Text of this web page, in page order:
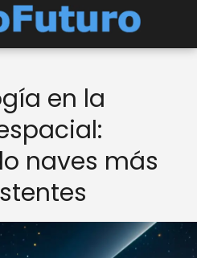
en la
naves más